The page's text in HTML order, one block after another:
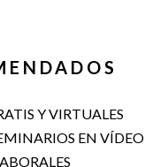
Y VIRTUALES
EN VÍDEO